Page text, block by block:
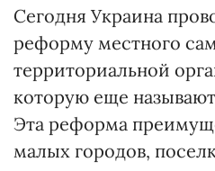
Сегодня Украина
реформу местного
территориальной
которую еще
Эта реформа
малых городов,